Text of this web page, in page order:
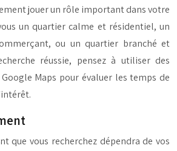
jouer un rôle important dans votre
un quartier calme et résidentiel, un
ou un quartier branché et
réussie, pensez à utiliser des
Maps pour évaluer les temps de
que vous recherchez dépendra de vos